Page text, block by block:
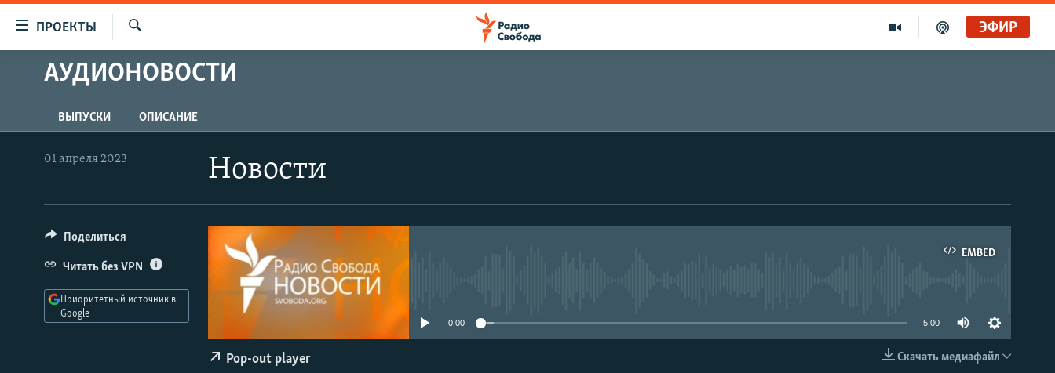
упрощенного
доступа
Вернуться
к
основному
главной
Вернутся
ПРОЕКТЫ
ПРОГРАММЫ
АВТОРСКИЕ ПРОЕКТЫ
ЦИТАТЫ СВОБОДЫ
IDEL.РЕАЛИИ
КАВКАЗ.РЕАЛИИ
СЕВЕР.РЕАЛИИ
СИБИРЬ.РЕАЛИИ
ЭФИР
АУДИОНОВОСТИ
ВЫПУСКИ ОПИСАНИЕ
Новости
01 апреля 2023
EMBED
EMBED
0:00 5:00
Скачать медиафайл
Pop-out player
Поделиться
Читать без VPN
Приоритетный источник в
Google